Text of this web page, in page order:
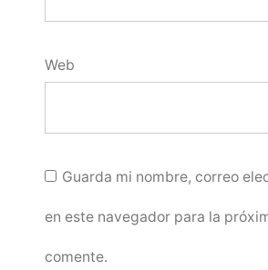
Web
Guarda mi nombre, correo
en este navegador para la
comente.